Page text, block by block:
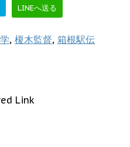
LINEへ送る
, 榎木監督, 箱根駅伝
Link